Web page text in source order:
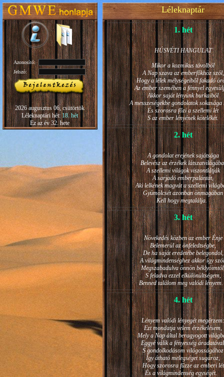
Azonosító:
Jelszó:
2026 augusztus 06, csütörtök
Léleknaptári hét:18. hét
Ez az év 32. hete
Léleknaptár
1. hét
HÚSVÉTI HANGULAT
Mikor a kozmikus távolból
A Nap szava az emberfőkhöz szól,
Hogy a lélek mélységeiből fakadó
Az ember szemében a fénnyel
Akkor saját lényünk burkaiból
A messzeségekbe gondolatok sokasága
És szorosra főzi a szellemi lét
S az ember lényének kötelékét.
2. hét
A gondolat erejének sajátsága
Belevész az érzékek
A szellemi világok viszontlátják
A sarjadó emberpalántát,
Aki lelkének magvát a szellemi
Gyümölcsét azonban önmagában
Kell hogy megtalálja.
3. hét
Növekedés közben az ember Énje
Belemerül az önfeledtségbe,
De ha saját eredetébe belegondol,
A világmindenséghez akkor így
Megszabadulva önnön
S feladva ezzel elkülönültségem,
Benned találom meg valódi
4. hét
Lényem valódi lényegét megérzem:
Ezt mondatja velem érzékelésem,
Mely a Nap által beragyogott
Eggyé válik a fényesség
S gondolkodásom világosságához
Így átható melegséget sugároz,
Hogy szorosra fűzze az emberi lét
És a világmindenség egységét.